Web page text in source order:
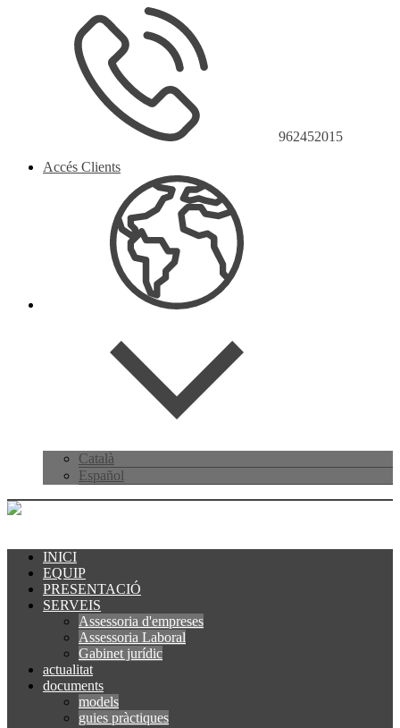
962452015
Accés Clients
Català
Español
INICI
EQUIP
PRESENTACIÓ
SERVEIS
Assessoria d'empreses
Assessoria Laboral
Gabinet jurídic
actualitat
documents
models
guies pràctiques